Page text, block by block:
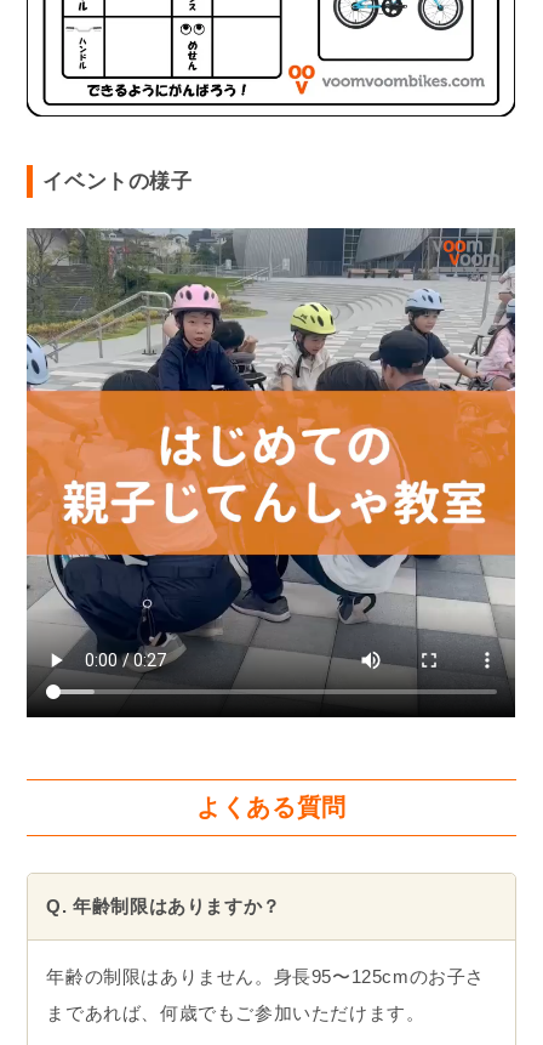
イベントの様子
よくある質問
Q. 年齢制限はありますか？
年齢の制限はありません。身長95〜125cmのお子さ
まであれば、何歳でもご参加いただけます。